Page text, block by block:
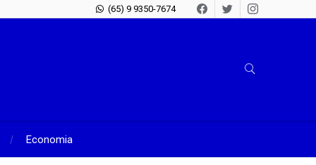
(65) 9 9350-7674
Economia